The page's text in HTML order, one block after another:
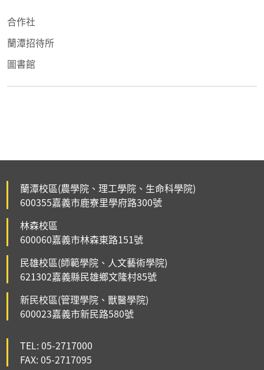
合作社
蘭潭招待所
圖書館
蘭潭校區(農學院、理工學院、生命科學院)
600355嘉義市鹿寮里學府路300號
林森校區
600060嘉義市林森東路151號
民雄校區(師範學院、人文藝術學院)
621302嘉義縣民雄鄉文隆村85號
新民校區(管理學院、獸醫學院)
600023嘉義市新民路580號
TEL: 05-2717000
FAX: 05-2717095